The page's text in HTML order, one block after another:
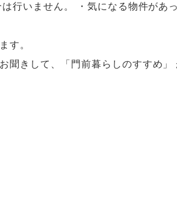
行いません。 ・気になる物件があっ
す。
聞きして、「門前暮らしのすすめ」